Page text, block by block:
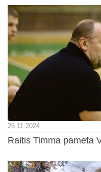
26.11.2024
Raitis Timma pameta